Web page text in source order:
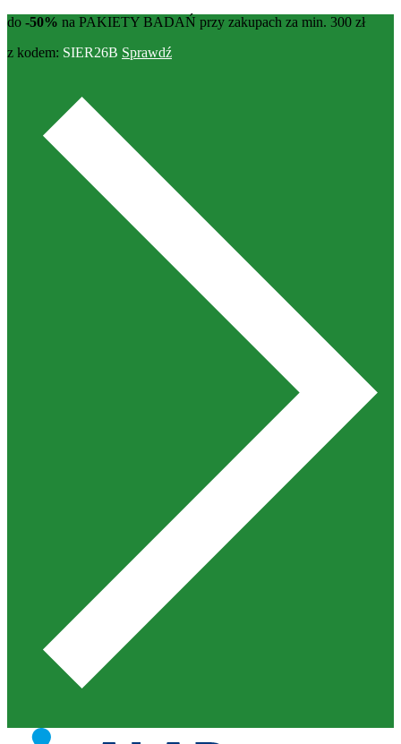
do -50% na PAKIETY BADAŃ przy zakupach za min. 300 zł
z kodem: SIER26B Sprawdź